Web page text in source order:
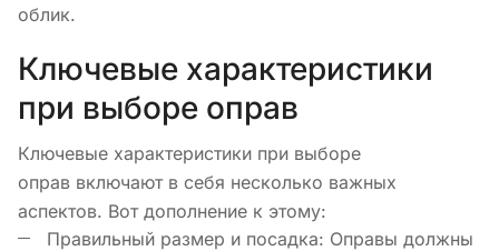
облик.
Ключевые характеристики
при выборе оправ
Ключевые характеристики при выборе
оправ включают в себя несколько важных
аспектов. Вот дополнение к этому:
Правильный размер и посадка: Оправы должны